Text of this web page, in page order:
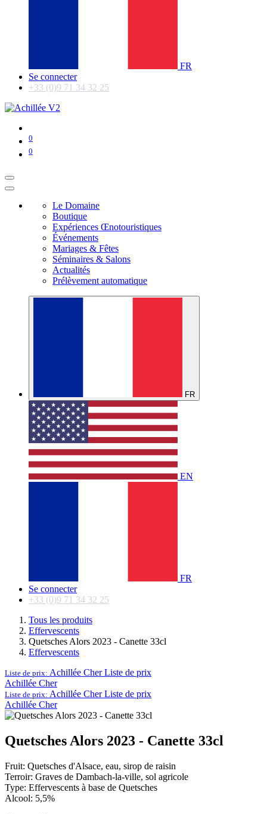
FR
Se connecter
+33 (0)9 71 34 32 25
0
0
Le Domaine
Boutique
Expériences Œnotouristiques
Événements
Mariages & Fêtes
Séminaires & Salons
Actualités
Prélèvement automatique
FR
EN
FR
Se connecter
+33 (0)9 71 34 32 25
Tous les produits
Effervescents
Quetsches Alors 2023 - Canette 33cl
Effervescents
Liste de prix: Achillée Cher Liste de prix
Achillée Cher
Liste de prix: Achillée Cher Liste de prix
Achillée Cher
Quetsches Alors 2023 - Canette 33cl
Fruit: Quetsches d'Alsace, eau, sirop de raisin
Terroir: Graves de Dambach-la-ville, sol agricole
Type: Effervescents à base de Quetsches
Alcool: 5,5%